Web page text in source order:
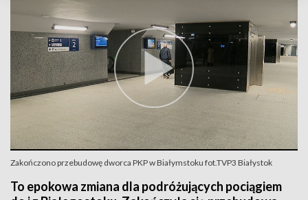
Zakończono przebudowę dworca PKP w Białymstoku fot.TVP3 Białystok
To epokowa zmiana dla podróżujących pociągiem